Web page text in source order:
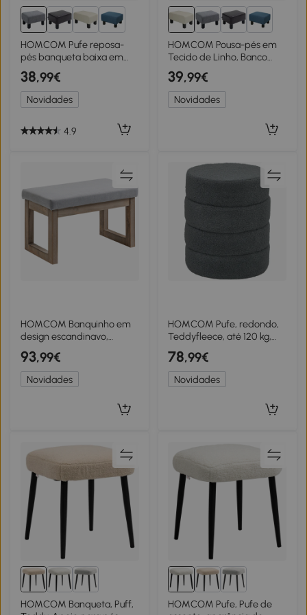
2+
HOMCOM Pufe reposa-
pés banqueta baixa em
tecido de linho capacidade
de carga 110 kg 40 x 30 x 24
cm cinza
38,99€
Novidades
4.9
2+
HOMCOM Pousa-pés em
Tecido de Linho, Banco
Baixo com Assento
Acolchoado, Estrutura em
Madeira e Pés Bege
39,99€
Novidades
HOMCOM Banquinho em
design escandinavo,
assento, reposa-pés, 68 cm
x 38 cm x 42 cm, Cinza +
Natural
93,99€
Novidades
HOMCOM Pufe, redondo,
Teddyfleece, até 120 kg,
Φ40x45H cm, Cinza escuro
78,99€
Novidades
HOMCOM Banqueta, Puff,
HOMCOM Pufe, Pufe de